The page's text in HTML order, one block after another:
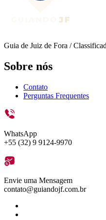
Guia de Juiz de Fora /
Sobre nós
Contato
Perguntas Frequentes
WhatsApp
+55 (32) 9 9124-9970
Envie uma Mensagem
contato@guiandojf.com.br